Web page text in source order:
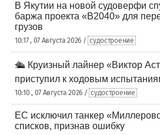
В Якутии на новой судоверфи
баржа проекта «В2040» для
грузов
10:17 , 07 Августа 2026 / судостроение
🛳️ Круизный лайнер «Виктор
приступил к ходовым
10:10 , 07 Августа 2026 / судостроение
ЕС исключил танкер
списков, признав ошибку